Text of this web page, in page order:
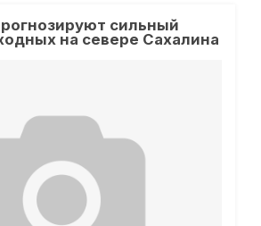
сильный
на севере Сахалина